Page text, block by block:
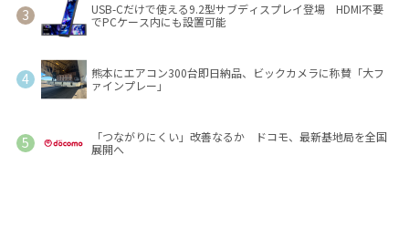
USB-Cだけで使える9.2型サブディスプレイ登場 HDMI不要
でPCケース内にも設置可能
熊本にエアコン300台即日納品、ビックカメラに称賛「大フ
ァインプレー」
「つながりにくい」改善なるか ドコモ、最新基地局を全国
展開へ